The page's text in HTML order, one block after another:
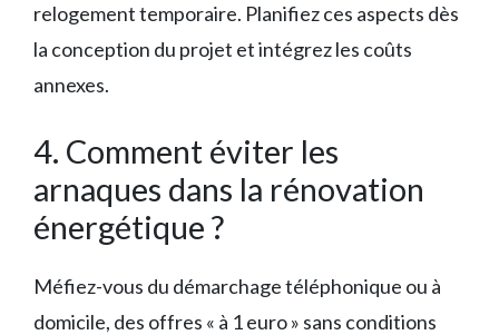
relogement temporaire. Planifiez ces aspects dès
la conception du projet et intégrez les coûts
annexes.
4. Comment éviter les
arnaques dans la rénovation
énergétique ?
Méfiez-vous du démarchage téléphonique ou à
domicile, des offres « à 1 euro » sans conditions